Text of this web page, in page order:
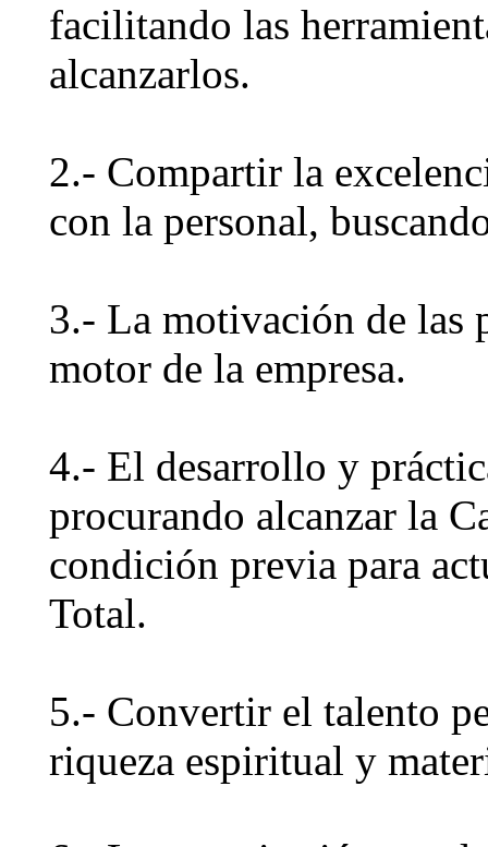
facilitando las
alcanzarlos.
2.- Compartir la
con la personal,
3.- La motivación de las
motor de la empresa.
4.- El desarrollo y
procurando alcanzar la
condición previa para
Total.
5.- Convertir el talento
riqueza espiritual y